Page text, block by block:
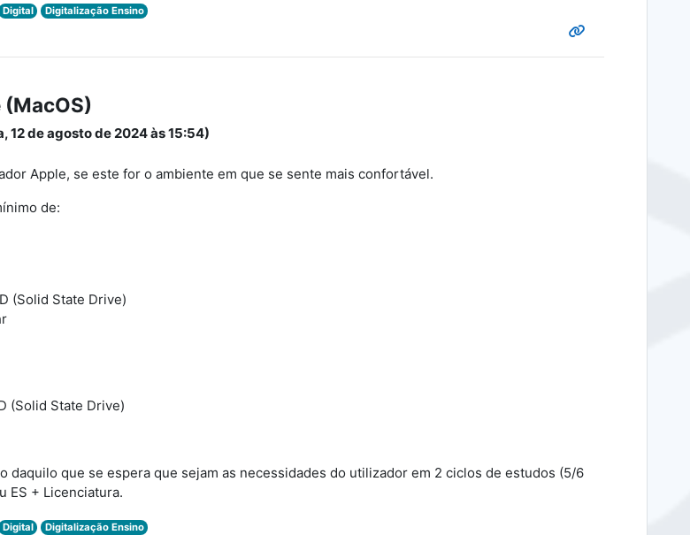
Digital Digitalização Ensino
de agosto de 2024 às 15:54)
Apple, se este for o ambiente em que se sente mais confortável.
de:
(Solid State Drive)
(Solid State Drive)
daquilo que se espera que sejam as necessidades do utilizador em 2 ciclos de estudos (5/6
ES + Licenciatura.
Digital Digitalização Ensino